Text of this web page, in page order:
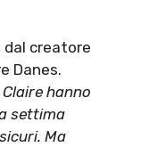
creatore
Danes.
Claire hanno
settima
Ma